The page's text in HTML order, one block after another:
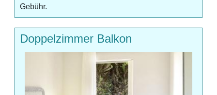
Gebühr.
Doppelzimmer Balkon